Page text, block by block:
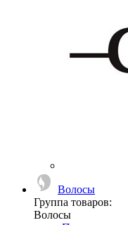
Волосы
Группа товаров:
Волосы